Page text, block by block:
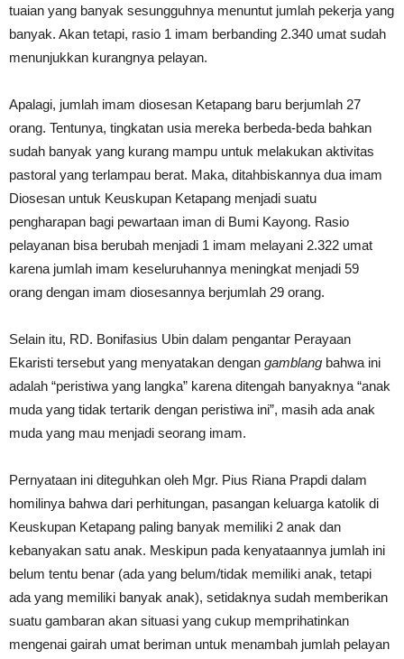
tuaian yang banyak sesungguhnya menuntut jumlah pekerja yang
banyak. Akan tetapi, rasio 1 imam berbanding 2.340 umat sudah
menunjukkan kurangnya pelayan.
Apalagi, jumlah imam diosesan Ketapang baru berjumlah 27
orang. Tentunya, tingkatan usia mereka berbeda-beda bahkan
sudah banyak yang kurang mampu untuk melakukan aktivitas
pastoral yang terlampau berat. Maka, ditahbiskannya dua imam
Diosesan untuk Keuskupan Ketapang menjadi suatu
pengharapan bagi pewartaan iman di Bumi Kayong. Rasio
pelayanan bisa berubah menjadi 1 imam melayani 2.322 umat
karena jumlah imam keseluruhannya meningkat menjadi 59
orang dengan imam diosesannya berjumlah 29 orang.
Selain itu, RD. Bonifasius Ubin dalam pengantar Perayaan
Ekaristi tersebut yang menyatakan dengan gamblang bahwa ini
adalah “peristiwa yang langka” karena ditengah banyaknya “anak
muda yang tidak tertarik dengan peristiwa ini”, masih ada anak
muda yang mau menjadi seorang imam.
Pernyataan ini diteguhkan oleh Mgr. Pius Riana Prapdi dalam
homilinya bahwa dari perhitungan, pasangan keluarga katolik di
Keuskupan Ketapang paling banyak memiliki 2 anak dan
kebanyakan satu anak. Meskipun pada kenyataannya jumlah ini
belum tentu benar (ada yang belum/tidak memiliki anak, tetapi
ada yang memiliki banyak anak), setidaknya sudah memberikan
suatu gambaran akan situasi yang cukup memprihatinkan
mengenai gairah umat beriman untuk menambah jumlah pelayan